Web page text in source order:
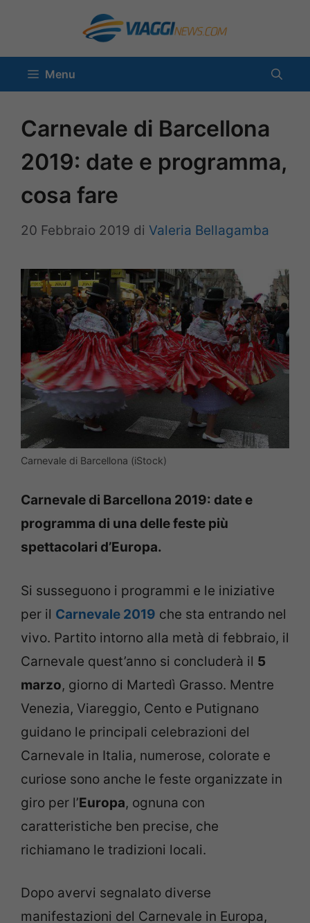
contenuto
Menu
Carnevale di Barcellona
2019: date e programma,
cosa fare
20 Febbraio 2019 di Valeria Bellagamba
Carnevale di Barcellona (iStock)
Carnevale di Barcellona 2019: date e
programma di una delle feste più
spettacolari d’Europa.
Si susseguono i programmi e le iniziative
per il Carnevale 2019 che sta entrando nel
vivo. Partito intorno alla metà di febbraio, il
Carnevale quest’anno si concluderà il 5
marzo, giorno di Martedì Grasso. Mentre
Venezia, Viareggio, Cento e Putignano
guidano le principali celebrazioni del
Carnevale in Italia, numerose, colorate e
curiose sono anche le feste organizzate in
giro per l’Europa, ognuna con
caratteristiche ben precise, che
richiamano le tradizioni locali.
Dopo avervi segnalato diverse
manifestazioni del Carnevale in Europa,